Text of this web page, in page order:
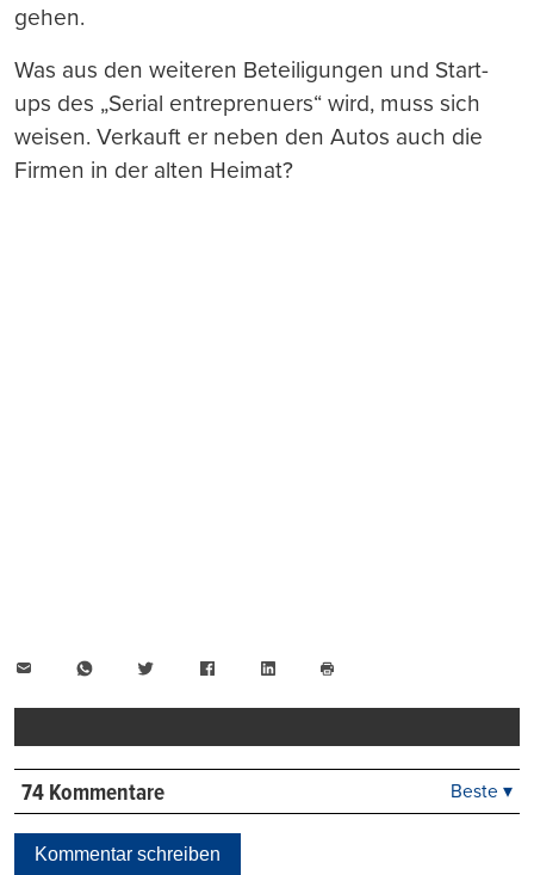
gehen.
Was aus den weiteren Beteiligungen und Start-
ups des „Serial entreprenuers“ wird, muss sich
weisen. Verkauft er neben den Autos auch die
Firmen in der alten Heimat?
WhatsAppTwitter FacebookLinkedIn
drucken
74 Kommentare Beste ▾
Kommentar schreiben